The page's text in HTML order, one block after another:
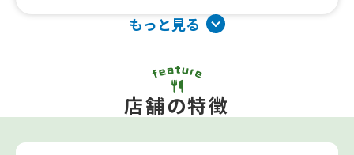
もっと見る
店舗の特徴